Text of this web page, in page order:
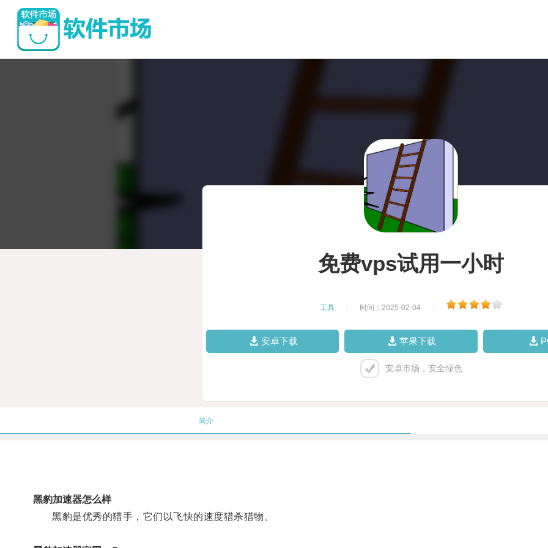
免费vps试用一小时
工具 时间：2025-02-04
安卓下载 苹果下载
安卓市场，安全绿色
简介
黑豹加速器怎么样
黑豹是优秀的猎手，它们以飞快的速度猎杀猎物。